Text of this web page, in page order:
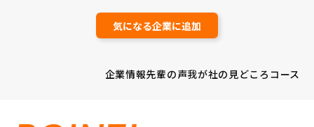
気になる企業に追加
企業情報先輩の声我が社の見どころ コース